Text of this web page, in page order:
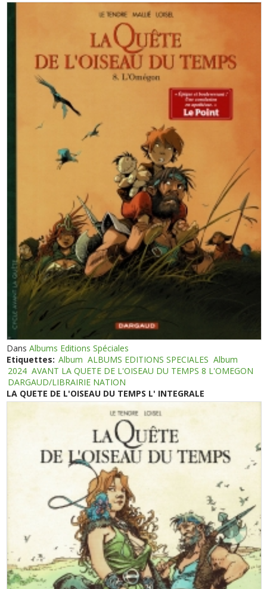
DansAlbums Editions Spéciales
Etiquettes: Album ALBUMS EDITIONS SPECIALES Album
2024 AVANT LA QUETE DE L'OISEAU DU TEMPS 8 L'OMEGON
DARGAUD/LIBRAIRIE NATION
LA QUETE DE L'OISEAU DU TEMPS L' INTEGRALE